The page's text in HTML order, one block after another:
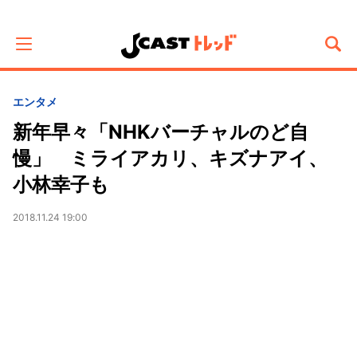
エンタメ
新年早々「NHKバーチャルのど自
慢」 ミライアカリ、キズナアイ、
小林幸子も
2018.11.24 19:00